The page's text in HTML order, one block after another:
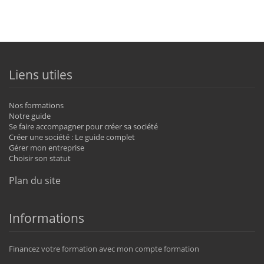
Liens utiles
Nos formations
Notre guide
Se faire accompagner pour créer sa société
Créer une société : Le guide complet
Gérer mon entreprise
Choisir son statut
Plan du site
Informations
Financez votre formation avec mon compte formation